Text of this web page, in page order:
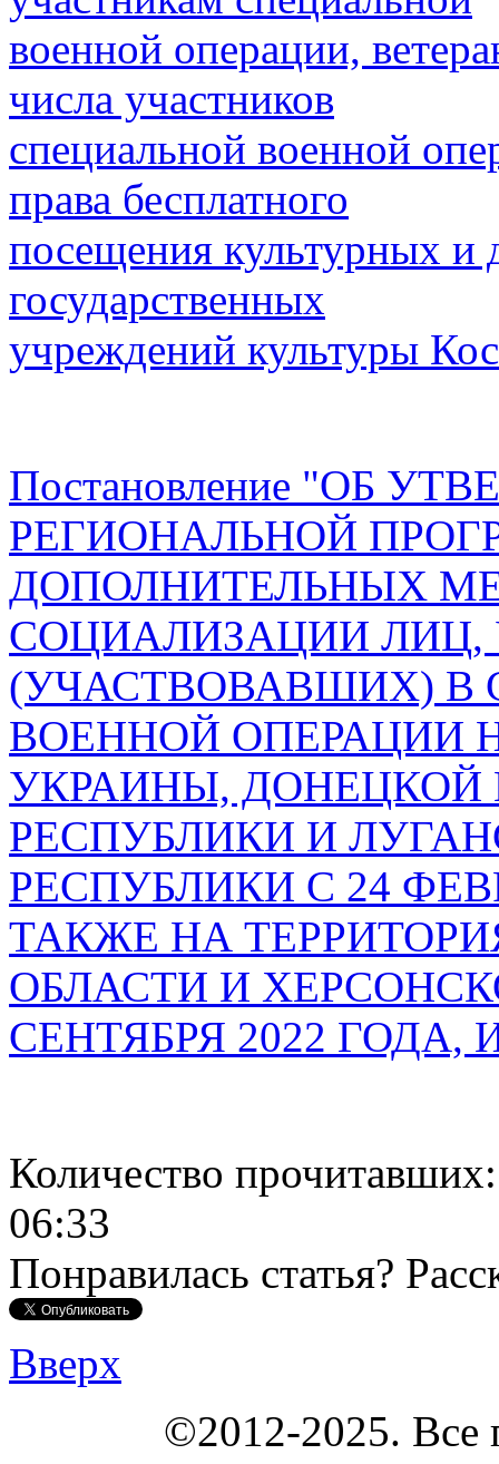
военной операции,
числа участников
специальной военной
права бесплатного
посещения культурных и
государственных
учреждений культуры
Постановление "ОБ
РЕГИОНАЛЬНОЙ
ДОПОЛНИТЕЛЬНЫХ
СОЦИАЛИЗАЦИИ
(УЧАСТВОВАВШИХ) В
ВОЕННОЙ ОПЕРАЦИИ
УКРАИНЫ, ДОНЕЦКОЙ
РЕСПУБЛИКИ И
РЕСПУБЛИКИ С 24
ТАКЖЕ НА
ОБЛАСТИ И
СЕНТЯБРЯ 2022
Количество
06:33
Понравилась статья?
Вверх
©2012-2025. Все